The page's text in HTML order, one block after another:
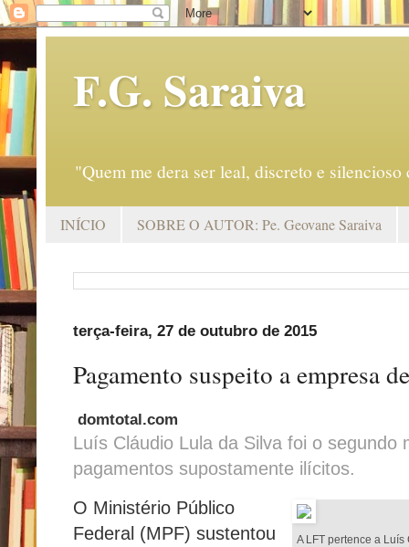
F.G. Saraiva
"Quem me dera ser leal, discreto e
INÍCIO SOBRE O AUTOR: Pe. Geovane Saraiva
terça-feira, 27 de outubro de 2015
Pagamento suspeito a empresa
domtotal.com
Luís Cláudio Lula da Silva foi o segundo
pagamentos supostamente ilícitos.
A LFT pertence a
O Ministério Público
Federal (MPF) sustentou